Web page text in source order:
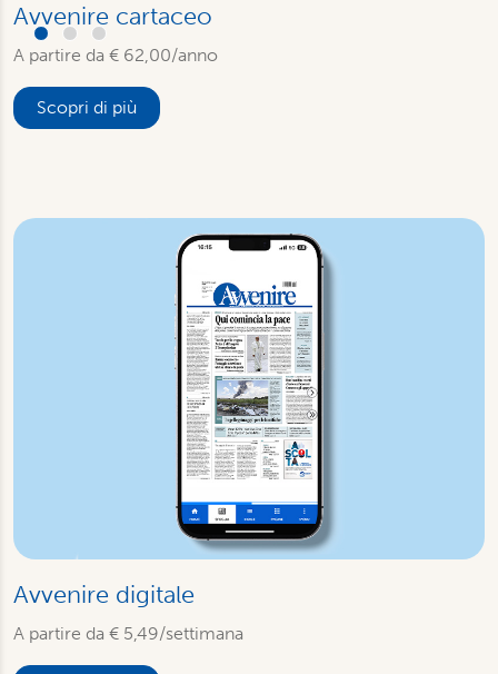
Avvenire cartaceo
A partire da € 62,00/anno
Scopri di più
Avvenire digitale
A partire da € 5,49/settimana